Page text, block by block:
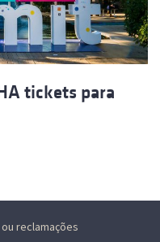
tickets para
reclamações